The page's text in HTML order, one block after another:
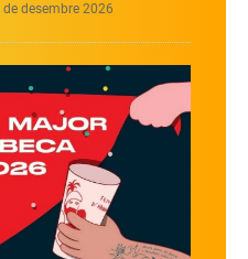
desembre 2026